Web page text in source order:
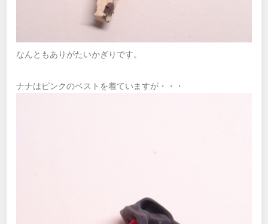
なんともありがたいかぎりです。
ナナはピンクのベストを着ていますが・・・